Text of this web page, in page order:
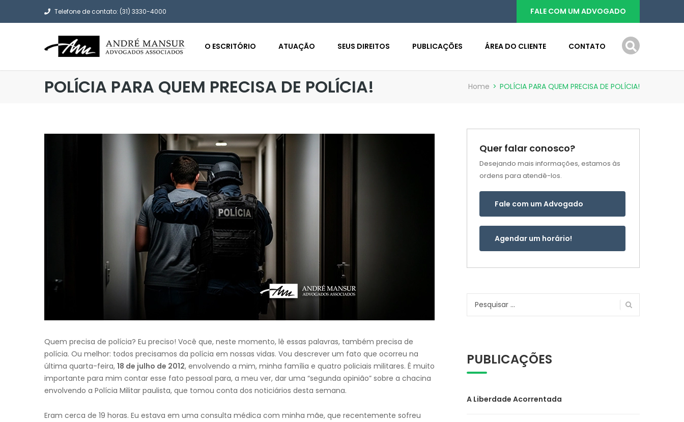
Telefone de contato: (31) 3330-4000 FALE COM UM ADVOGADO
O ESCRITÓRIO ATUAÇÃO SEUS DIREITOS PUBLICAÇÕES ÁREA DO CLIENTE CONTATO
POLÍCIA PARA QUEM PRECISA DE POLÍCIA! Home > POLÍCIA PARA QUEM PRECISA DE POLÍCIA!
Quem precisa de polícia? Eu preciso! Você que, neste momento, lê essas palavras, também precisa de
polícia. Ou melhor: todos precisamos da polícia em nossas vidas. Vou descrever um fato que ocorreu na
última quarta-feira, 18 de julho de 2012, envolvendo a mim, minha família e quatro policiais militares. É muito
importante para mim contar esse fato pessoal para, a meu ver, dar uma “segunda opinião” sobre a chacina
envolvendo a Polícia Militar paulista, que tomou conta dos noticiários desta semana.
Eram cerca de 19 horas. Eu estava em uma consulta médica com minha mãe, que recentemente sofreu
Quer falar conosco?
Desejando mais informações, estamos às
ordens para atendê-los.
Fale com um Advogado
Agendar um horário!
Pesquisar
PUBLICAÇÕES
A Liberdade Acorrentada